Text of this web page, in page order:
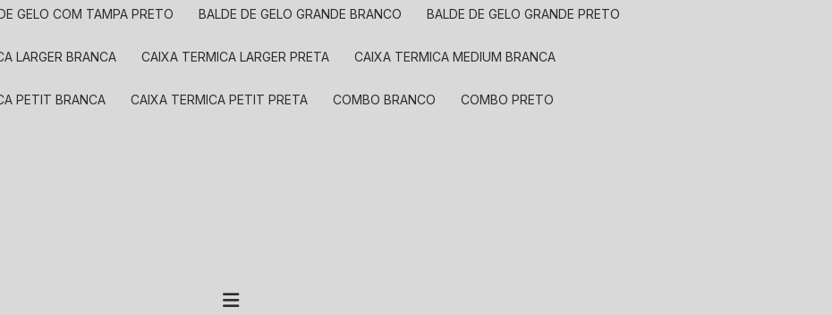
DE GELO COM TAMPA PRETO BALDE DE GELO GRANDE BRANCO BALDE DE GELO GRANDE PRETO
LARGER BRANCA CAIXA TERMICA LARGER PRETA CAIXA TERMICA MEDIUM BRANCA
PETIT BRANCA CAIXA TERMICA PETIT PRETA COMBO BRANCO COMBO PRETO